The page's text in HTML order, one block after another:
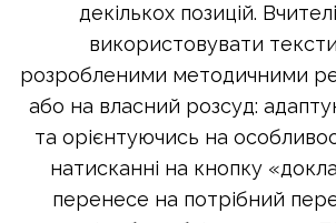
декількох позицій.
використовувати
розробленими методичними
або на власний розсуд:
та орієнтуючись на
натисканні на кнопку
перенесе на потрібний